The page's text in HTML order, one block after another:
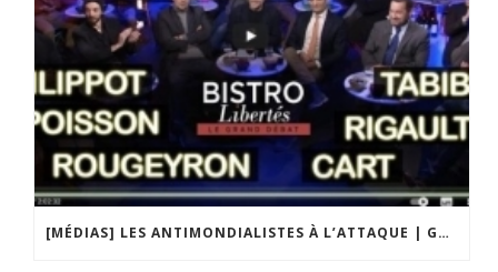
[MÉDIAS] LES ANTIMONDIALISTES À L’ATTAQUE | GRAND DÉBAT DE BRISTO LIBERTÉS